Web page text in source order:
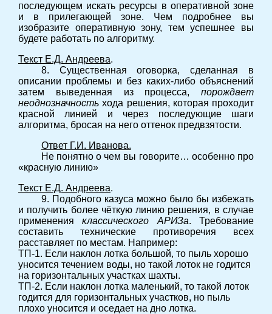
последующем искать ресурсы в оперативной зоне
и в прилегающей зоне. Чем подробнее вы
изобразите оперативную зону, тем успешнее вы
будете работать по алгоритму.
Текст Е.Д. Андреева.
8. Существенная оговорка, сделанная в
описании проблемы и без каких-либо объяснений
затем выведенная из процесса, порождает
неоднозначность хода решения, которая проходит
красной линией и через последующие шаги
алгоритма, бросая на него оттенок предвзятости.
Ответ Г.И. Иванова.
Не понятно о чем вы говорите… особенно про
«красную линию»
Текст Е.Д. Андреева.
9. Подобного казуса можно было бы избежать
и получить более чёткую линию решения, в случае
примененияклассического АРИЗа. Требование
составить технические противоречия всех
расставляет по местам. Например:
ТП-1. Если наклон лотка большой, то пыль хорошо
уносится течением воды, но такой лоток не годится
на горизонтальных участках шахты.
ТП-2. Если наклон лотка маленький, то такой лоток
годится для горизонтальных участков, но пыль
плохо уносится и оседает на дно лотка.